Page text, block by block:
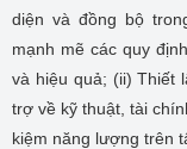
diện và đồng bộ
mạnh mẽ các quy
và hiệu quả; (ii) Thiết
trợ về kỹ thuật, tài
kiệm năng lượng trên